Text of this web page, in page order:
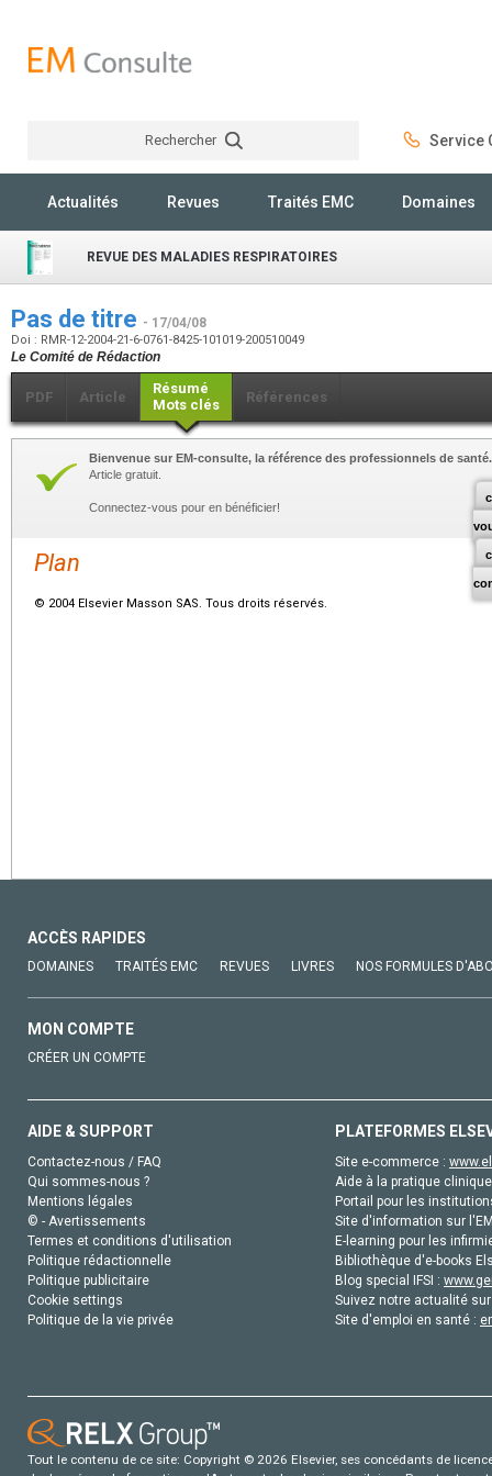
Rechercher Service
Actualités Revues Traités EMC Domaines
REVUE DES MALADIES RESPIRATOIRES
Pas de titre - 17/04/08
Doi : RMR-12-2004-21-6-0761-8425-101019-200510049
Le Comité de Rédaction
PDF Article
Résumé
Mots clés
Références
Bienvenue sur EM-consulte, la référence des professionnels de santé.
Article gratuit.
Connectez-vous pour en bénéficier!
Plan
© 2004 Elsevier Masson SAS. Tous droits réservés.
ACCÈS RAPIDES
DOMAINES TRAITÉS EMC REVUES LIVRES NOS FORMULES
MON COMPTE
CRÉER UN COMPTE
AIDE & SUPPORT
Contactez-nous / FAQ
Qui sommes-nous ?
Mentions légales
© - Avertissements
Termes et conditions d'utilisation
Politique rédactionnelle
Politique publicitaire
Cookie settings
Politique de la vie privée
PLATEFORMES
Site e-commerce :
Aide à la pratique
Portail pour les
Site d'information sur
E-learning pour les
Bibliothèque d'e-books
Blog special IFSI :
Suivez notre actualité
Site d'emploi en santé :
Tout le contenu de ce site: Copyright © 2026 Elsevier, ses concédants de